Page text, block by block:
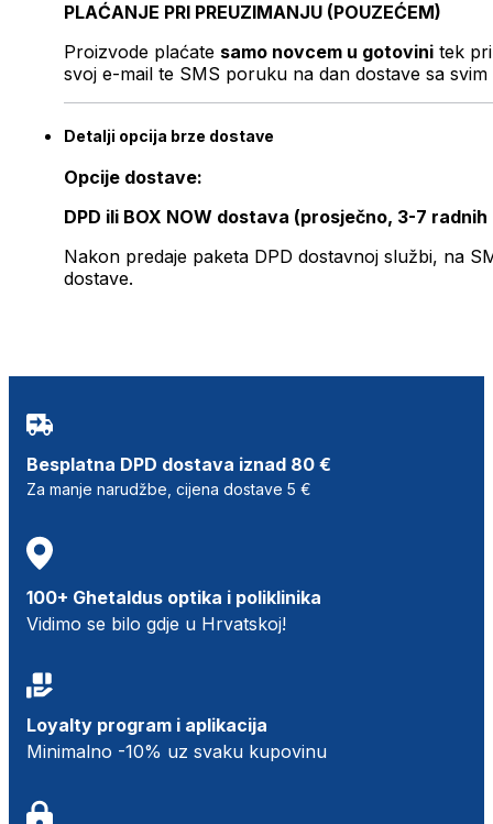
PLAĆANJE PRI PREUZIMANJU (POUZEĆEM)
Proizvode plaćate samo novcem u gotovini tek
svoj e-mail te SMS poruku na dan dostave sa svim
Detalji opcija brze dostave
Opcije dostave:
DPD ili BOX NOW dostava (prosječno, 3-7 radnih
Nakon predaje paketa DPD dostavnoj službi, na
dostave.
Besplatna DPD dostava iznad 80 €
Za manje narudžbe, cijena dostave 5 €
100+ Ghetaldus optika i poliklinika
Vidimo se bilo gdje u Hrvatskoj!
Loyalty program i aplikacija
Minimalno -10% uz svaku kupovinu